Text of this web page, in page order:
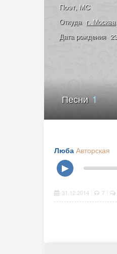
Поэт, МС
Откуда г. Москва
Дата рождения
Песни1
Люба Авторская
▶
31.12.2014 7